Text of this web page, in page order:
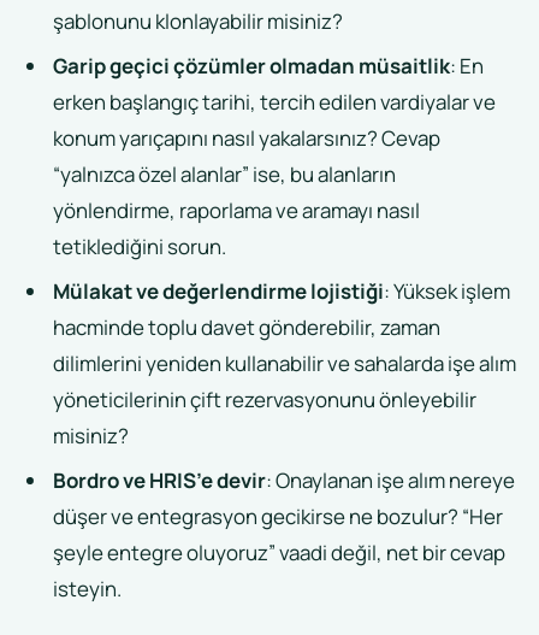
şablonunu klonlayabilir misiniz?
Garip geçici çözümler olmadan müsaitlik: En
erken başlangıç tarihi, tercih edilen vardiyalar ve
konum yarıçapını nasıl yakalarsınız? Cevap
“yalnızca özel alanlar” ise, bu alanların
yönlendirme, raporlama ve aramayı nasıl
tetiklediğini sorun.
Mülakat ve değerlendirme lojistiği: Yüksek işlem
hacminde toplu davet gönderebilir, zaman
dilimlerini yeniden kullanabilir ve sahalarda işe alım
yöneticilerinin çift rezervasyonunu önleyebilir
misiniz?
Bordro ve HRIS’e devir: Onaylanan işe alım nereye
düşer ve entegrasyon gecikirse ne bozulur? “Her
şeyle entegre oluyoruz” vaadi değil, net bir cevap
isteyin.